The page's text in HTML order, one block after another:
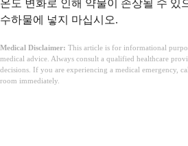
온도 변화로 인해 약물이 손상될 수 있
수하물에 넣지 마십시오.
Medical Disclaimer: This article is for informational
medical advice. Always consult a qualified healthcare
decisions. If you are experiencing a medical emergency,
room immediately.